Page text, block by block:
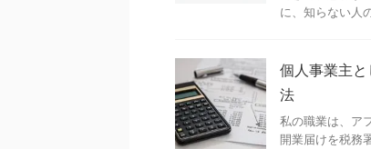
に、知らない人
個人事業主
法
私の職業は、ア
開業届けを税務